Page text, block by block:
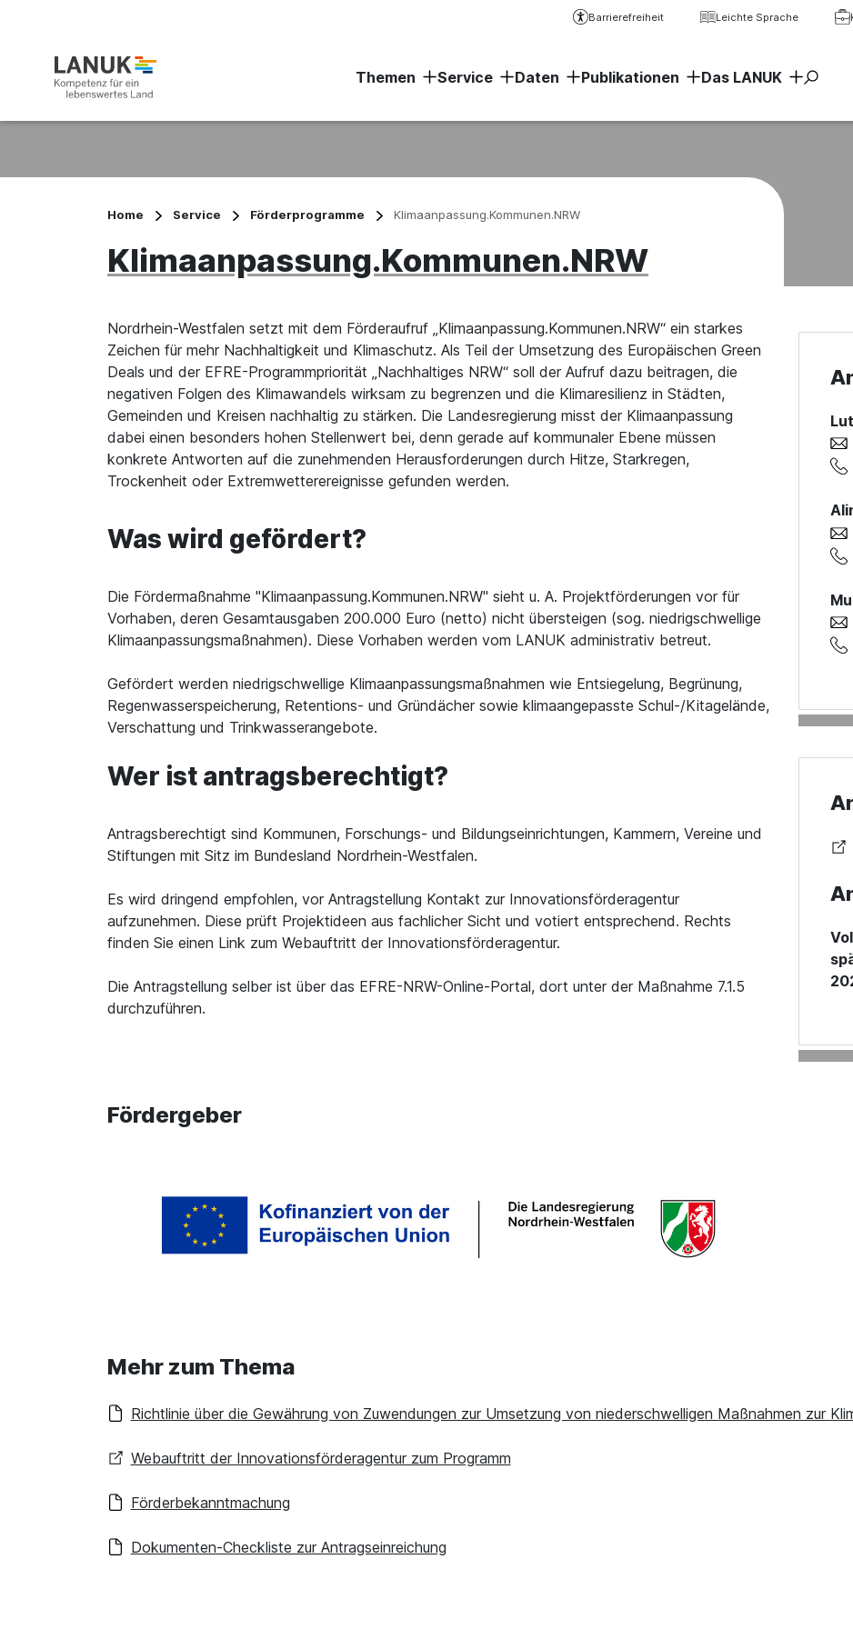
Barrierefreiheit Leichte Sprache
Themen Service Daten Publikationen Das LANUK
Home Service Förderprogramme Klimaanpassung.Kommunen.NRW
Klimaanpassung.Kommunen.NRW
Nordrhein-Westfalen setzt mit dem Förderaufruf „Klimaanpassung.Kommunen.NRW“ ein starkes
Zeichen für mehr Nachhaltigkeit und Klimaschutz. Als Teil der Umsetzung des Europäischen Green
Deals und der EFRE-Programmpriorität „Nachhaltiges NRW“ soll der Aufruf dazu beitragen, die
negativen Folgen des Klimawandels wirksam zu begrenzen und die Klimaresilienz in Städten,
Gemeinden und Kreisen nachhaltig zu stärken. Die Landesregierung misst der Klimaanpassung
dabei einen besonders hohen Stellenwert bei, denn gerade auf kommunaler Ebene müssen
konkrete Antworten auf die zunehmenden Herausforderungen durch Hitze, Starkregen,
Trockenheit oder Extremwetterereignisse gefunden werden.
Was wird gefördert?
Die Fördermaßnahme "Klimaanpassung.Kommunen.NRW" sieht u. A. Projektförderungen vor für
Vorhaben, deren Gesamtausgaben 200.000 Euro (netto) nicht übersteigen (sog. niedrigschwellige
Klimaanpassungsmaßnahmen). Diese Vorhaben werden vom LANUK administrativ betreut.
Gefördert werden niedrigschwellige Klimaanpassungsmaßnahmen wie Entsiegelung, Begrünung,
Regenwasserspeicherung, Retentions- und Gründächer sowie klimaangepasste Schul-/Kitagelände,
Verschattung und Trinkwasserangebote.
Wer ist antragsberechtigt?
Antragsberechtigt sind Kommunen, Forschungs- und Bildungseinrichtungen, Kammern, Vereine und
Stiftungen mit Sitz im Bundesland Nordrhein-Westfalen.
Es wird dringend empfohlen, vor Antragstellung Kontakt zur Innovationsförderagentur
aufzunehmen. Diese prüft Projektideen aus fachlicher Sicht und votiert entsprechend. Rechts
finden Sie einen Link zum Webauftritt der Innovationsförderagentur.
Die Antragstellung selber ist über das EFRE-NRW-Online-Portal, dort unter der Maßnahme 7.1.5
durchzuführen.
Fördergeber
Mehr zum Thema
Richtlinie über die Gewährung von Zuwendungen zur Umsetzung von niederschwelligen Maßnahmen zur
Webauftritt der Innovationsförderagentur zum Programm
Förderbekanntmachung
Dokumenten-Checkliste zur Antragseinreichung